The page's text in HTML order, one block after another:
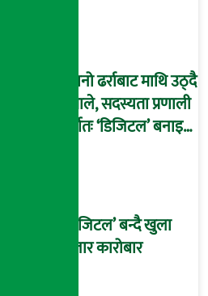
पुरानो ढर्राबाट माथि उठ्दै
एमाले, सदस्यता प्रणाली
पूर्णतः ‘डिजिटल’ बनाइने
‘डिजिटल’ बन्दै खुला
बजार कारोबार